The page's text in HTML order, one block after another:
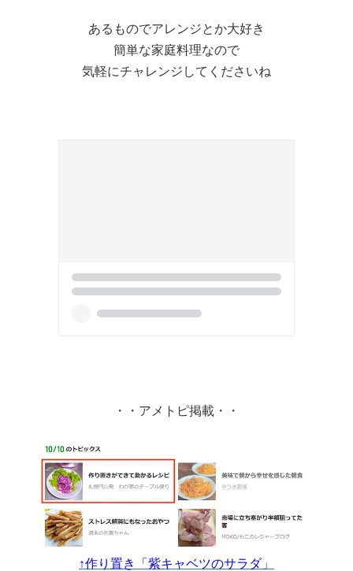
あるものでアレンジとか大好き
簡単な家庭料理なので
気軽にチャレンジしてくださいね
・・アメトピ掲載・・
↑作り置き「紫キャベツのサラダ」